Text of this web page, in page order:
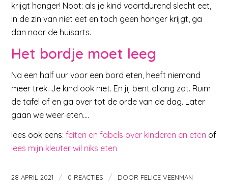
krijgt honger! Noot: als je kind voortdurend slecht eet,
in de zin van niet eet en toch geen honger krijgt, ga
dan naar de huisarts.
Het bordje moet leeg
Na een half uur voor een bord eten, heeft niemand
meer trek. Je kind ook niet. En jij bent allang zat. Ruim
de tafel af en ga over tot de orde van de dag. Later
gaan we weer eten….
lees ook eens:feiten en fabels over kinderen en eten of
lees mijn kleuter wil niks eten
28 APRIL 2021 / 0 REACTIES / DOOR FELICE VEENMAN